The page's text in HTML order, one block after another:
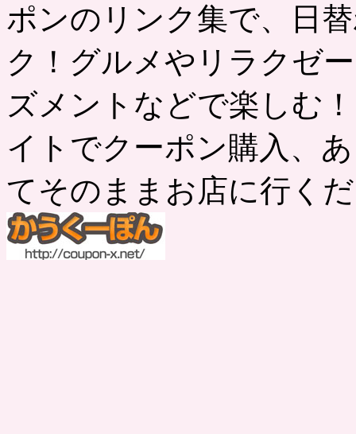
ポンのリンク集で、日
ク！グルメやリラクゼ
ズメントなどで楽しむ
イトでクーポン購入、
てそのままお店に行く